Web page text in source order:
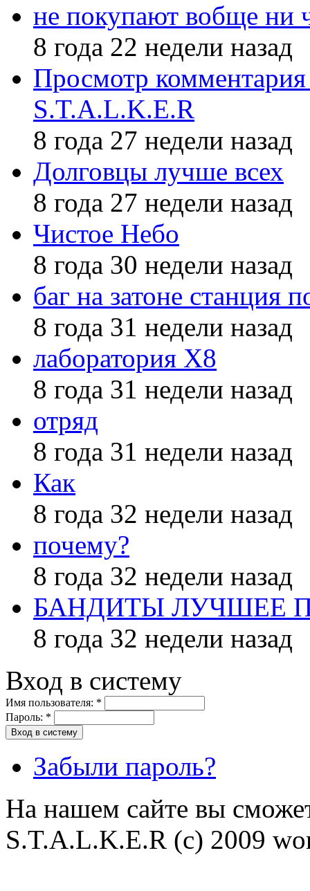
не покупают вобще ни
8 года 22 недели назад
Просмотр
S.T.A.L.K.E.R
8 года 27 недели назад
Долговцы лучше всех
8 года 27 недели назад
Чистое Небо
8 года 30 недели назад
баг на затоне станция
8 года 31 недели назад
лаборатория X8
8 года 31 недели назад
отряд
8 года 31 недели назад
Как
8 года 32 недели назад
почему?
8 года 32 недели назад
БАНДИТЫ ЛУЧШЕЕ
8 года 32 недели назад
Вход в систему
Имя пользователя: *
Пароль: *
Забыли пароль?
На нашем сайте вы
S.T.A.L.K.E.R (с) 2009